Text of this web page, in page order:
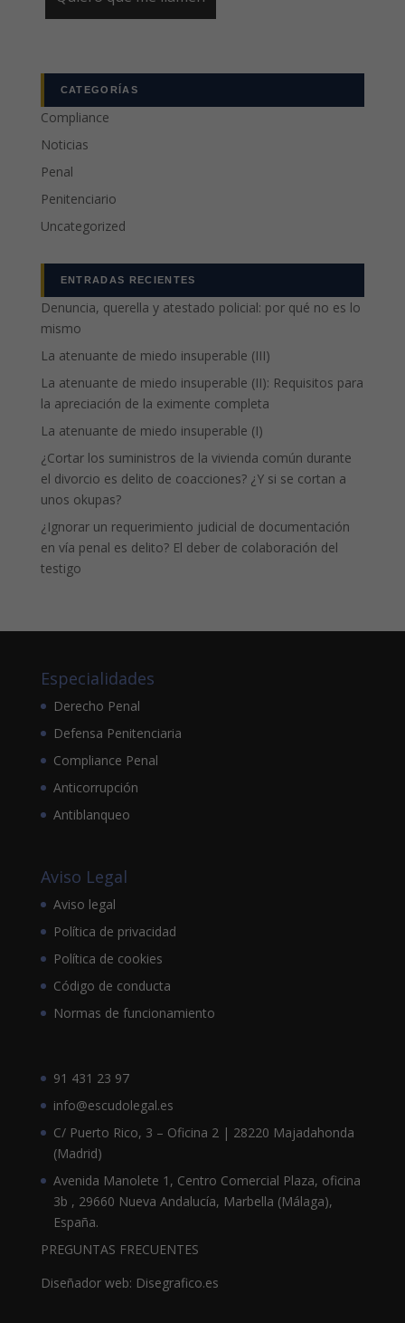
CATEGORÍAS
Compliance
Noticias
Penal
Penitenciario
Uncategorized
ENTRADAS RECIENTES
Denuncia, querella y atestado policial: por qué no es lo
mismo
La atenuante de miedo insuperable (III)
La atenuante de miedo insuperable (II): Requisitos para
la apreciación de la eximente completa
La atenuante de miedo insuperable (I)
¿Cortar los suministros de la vivienda común durante
el divorcio es delito de coacciones? ¿Y si se cortan a
unos okupas?
¿Ignorar un requerimiento judicial de documentación
en vía penal es delito? El deber de colaboración del
testigo
Especialidades
Derecho Penal
Defensa Penitenciaria
Compliance Penal
Anticorrupción
Antiblanqueo
Aviso Legal
Aviso legal
Política de privacidad
Política de cookies
Código de conducta
Normas de funcionamiento
91 431 23 97
info@escudolegal.es
C/ Puerto Rico, 3 – Oficina 2 | 28220 Majadahonda
(Madrid)
Avenida Manolete 1, Centro Comercial Plaza, oficina
3b , 29660 Nueva Andalucía, Marbella (Málaga),
España.
PREGUNTAS FRECUENTES
Diseñador web: Disegrafico.es